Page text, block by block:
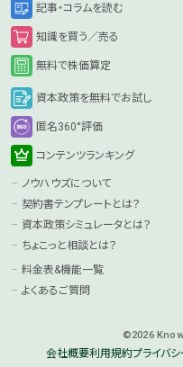
記事・コラムを読む
知識を買う／売る
無料で株価算定
資本政策を無料でお試し
匿名360°評価
コンテンツランキング
ノウハウズについて
契約書テンプレートとは？
資本政策シミュレータとは？
ちょこっと相談とは？
料金表&機能一覧
よくあるご質問
©2026
会社概要利用規約プライバ